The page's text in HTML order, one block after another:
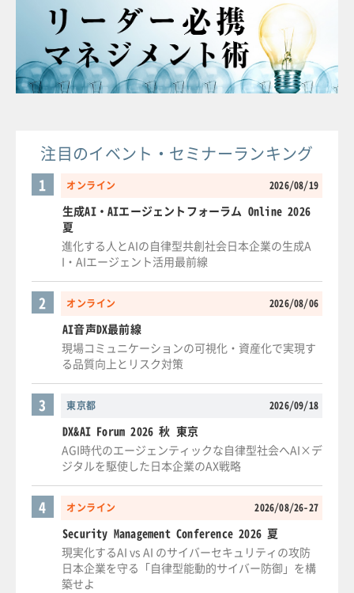
注目のイベント・セミナーランキング
オンライン 2026/08/19
1
生成AI・AIエージェントフォーラム Online 2026
夏
進化する人とAIの自律型共創社会日本企業の生成A
I・AIエージェント活用最前線
オンライン 2026/08/06
2
AI音声DX最前線
現場コミュニケーションの可視化・資産化で実現す
る品質向上とリスク対策
東京都 2026/09/18
3
DX&AI Forum 2026 秋 東京
AGI時代のエージェンティックな自律型社会へAI×デ
ジタルを駆使した日本企業のAX戦略
オンライン 2026/08/26-27
4
Security Management Conference 2026 夏
現実化するAI vs AI のサイバーセキュリティの攻防
日本企業を守る「自律型能動的サイバー防御」を構
築せよ